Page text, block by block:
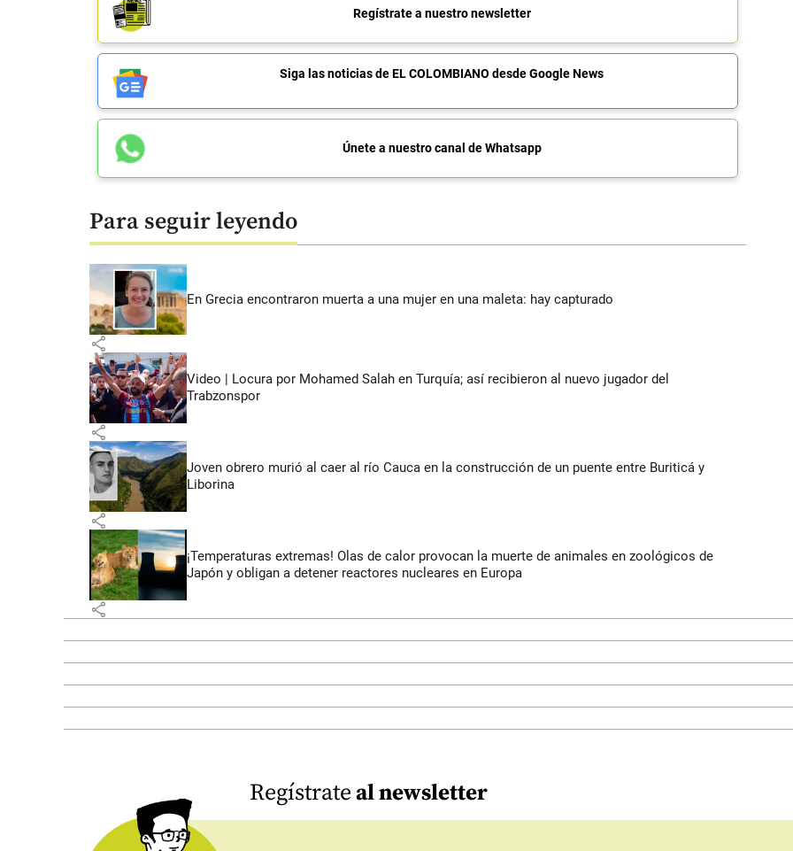
Regístrate a nuestro newsletter
Siga las noticias de EL COLOMBIANO desde Google News
Únete a nuestro canal de Whatsapp
Para seguir leyendo
En Grecia encontraron muerta a una mujer en una maleta: hay capturado
share
Video | Locura por Mohamed Salah en Turquía; así recibieron al nuevo jugador del
Trabzonspor
share
Joven obrero murió al caer al río Cauca en la construcción de un puente entre Buriticá y
Liborina
share
¡Temperaturas extremas! Olas de calor provocan la muerte de animales en zoológicos de
Japón y obligan a detener reactores nucleares en Europa
share
Regístrateal newsletter